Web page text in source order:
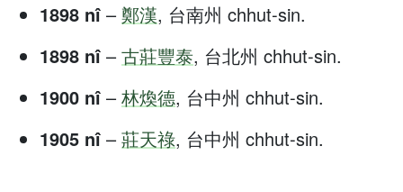
1898 nî – 鄭漢, 台南州 chhut-sin.
1898 nî – 古莊豐泰, 台北州 chhut-sin.
1900 nî – 林煥德, 台中州 chhut-sin.
1905 nî – 莊天祿, 台中州 chhut-sin.